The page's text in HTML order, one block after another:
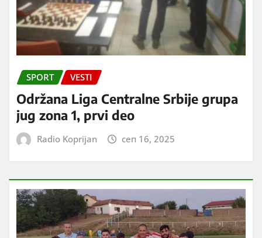
SPORT VESTI
Održana Liga Centralne Srbije grupa
jug zona 1, prvi deo
Radio Koprijan сеп 16, 2025